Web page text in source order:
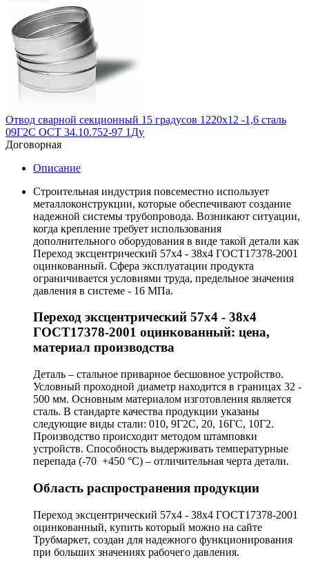
Отвод сварной секционный 15 градусов 1220х12 -1,6 сталь
09Г2С ОСТ 34.10.752-97 1Ду
Договорная
Описание
Строительная индустрия повсеместно использует
металлоконструкции, которые обеспечивают создание
надежной системы трубопровода. Возникают ситуации,
когда крепление требует использования
дополнительного оборудования в виде такой детали как
Переход эксцентрический 57х4 - 38х4 ГОСТ17378-2001
оцинкованный. Сфера эксплуатации продукта
ограничивается условиями труда, предельное значения
давления в системе - 16 МПа.
Переход эксцентрический 57х4 - 38х4
ГОСТ17378-2001 оцинкованный: цена,
материал производства
Деталь – стальное приварное бесшовное устройство.
Условный проходной диаметр находится в границах 32 -
500 мм. Основным материалом изготовления является
сталь. В стандарте качества продукции указаны
следующие виды стали: 010, 9Г2С, 20, 16ГС, 10Г2.
Производство происходит методом штамповки
устройств. Способность выдерживать температурные
перепада (-70 +450 °С) – отличительная черта детали.
Область распространения продукции
Переход эксцентрический 57х4 - 38х4 ГОСТ17378-2001
оцинкованный, купить который можно на сайте
Трубмаркет, создан для надежного функционирования
при больших значениях рабочего давления.